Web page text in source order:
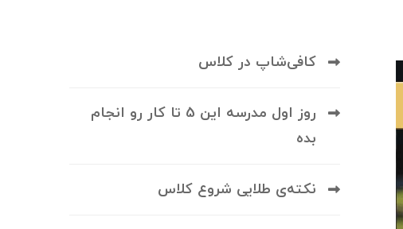
کافی‌شاپ در کلاس
روز اول مدرسه این 5 تا کار رو انجام
بده
نکته‌ی طلایی شروع کلاس